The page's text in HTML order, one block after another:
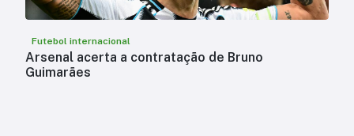
Futebol internacional
Arsenal acerta a contratação de Bruno
Guimarães